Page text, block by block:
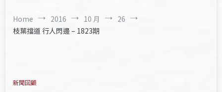
Home 2016 10 月
26
枝葉擋道 行人閃邊 – 1823期
新聞回顧